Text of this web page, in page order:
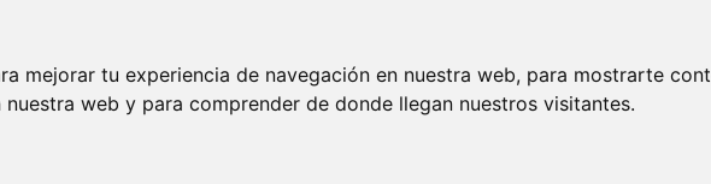
mejorar tu experiencia de navegación en nuestra web, para mostrarte
web y para comprender de donde llegan nuestros visitantes.